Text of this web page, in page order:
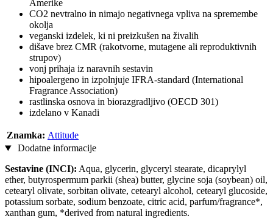
Amerike
CO2 nevtralno in nimajo negativnega vpliva na spremembe
okolja
veganski izdelek, ki ni preizkušen na živalih
dišave brez CMR (rakotvorne, mutagene ali reproduktivnih
strupov)
vonj prihaja iz naravnih sestavin
hipoalergeno in izpolnjuje IFRA-standard (International
Fragrance Association)
rastlinska osnova in biorazgradljivo (OECD 301)
izdelano v Kanadi
Znamka: Attitude
Dodatne informacije
Sestavine (INCI): Aqua, glycerin, glyceryl stearate, dicaprylyl
ether, butyrospermum parkii (shea) butter, glycine soja (soybean) oil,
cetearyl olivate, sorbitan olivate, cetearyl alcohol, cetearyl glucoside,
potassium sorbate, sodium benzoate, citric acid, parfum/fragrance*,
xanthan gum, *derived from natural ingredients.